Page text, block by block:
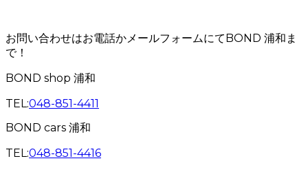
お問い合わせはお電話かメールフォームにてBOND 浦和ま
で！
BOND shop 浦和
TEL:048-851-4411
BOND cars 浦和
TEL:048-851-4416